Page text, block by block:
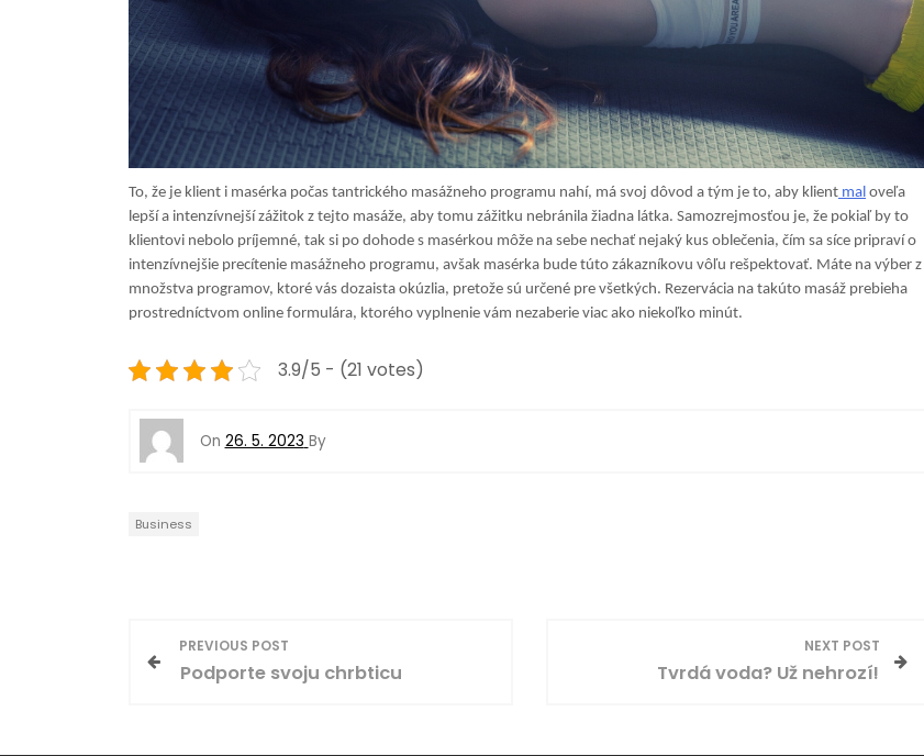
To, že je klient i masérka počas tantrického masážneho programu nahí, má svoj dôvod a tým je to, aby klient mal oveľa
lepší a intenzívnejší zážitok z tejto masáže, aby tomu zážitku nebránila žiadna látka. Samozrejmosťou je, že pokiaľ by to
klientovi nebolo príjemné, tak si po dohode s masérkou môže na sebe nechať nejaký kus oblečenia, čím sa síce pripraví o
intenzívnejšie precítenie masážneho programu, avšak masérka bude túto zákazníkovu vôľu rešpektovať. Máte na výber z
množstva programov, ktoré vás dozaista okúzlia, pretože sú určené pre všetkých. Rezervácia na takúto masáž prebieha
prostredníctvom online formulára, ktorého vyplnenie vám nezaberie viac ako niekoľko minút.
3.9/5 - (21 votes)
On 26. 5. 2023 By
Business
PREVIOUS POST
Podporte svoju chrbticu
NEXT POST
Tvrdá voda? Už nehrozí!